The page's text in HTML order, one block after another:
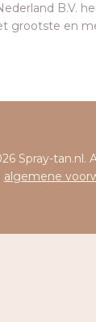
B.V.
grootste en
Spray-tan.nl.
algemene